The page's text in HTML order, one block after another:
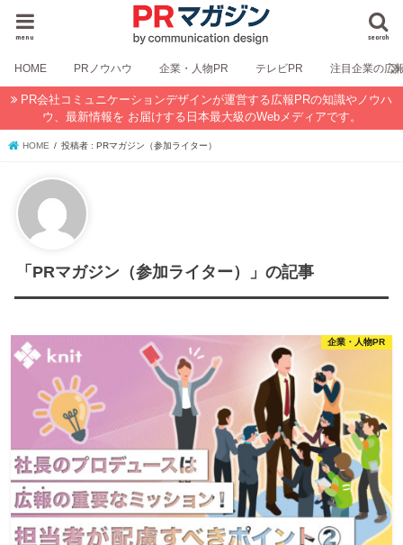
search
menu
HOME PRノウハウ 企業・人物PR テレビPR 注目企業の広
PR会社コミュニケーションデザインが運営する広報PRの知識やノウハ
ウ、最新情報を お届けする日本最大級のWebメディアです。
HOME 投稿者 : PRマガジン（参加ライター）
「PRマガジン（参加ライター）」の記事
企業・人物PR